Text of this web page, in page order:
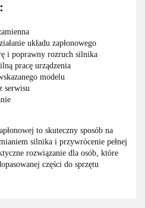
układu zapłonowego
i poprawny rozruch silnika
pracę urządzenia
modelu
serwisu
to skuteczny sposób na
silnika i przywrócenie pełnej
rozwiązanie dla osób, które
części do sprzętu